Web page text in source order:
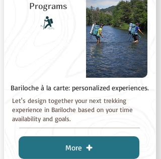
Programs
Bariloche à la carte: personalized experiences.
Let's design together your next trekking
experience in Bariloche based on your time
availability and goals.
More